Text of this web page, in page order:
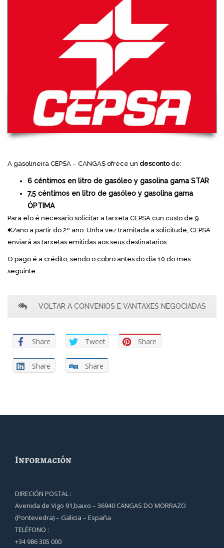
A gasolineira CEPSA – CANGAS ofrece un descontode:
6 céntimos en litro de gasóleo y gasolina gama STAR
7,5 céntimos en litro de gasóleo y gasolina gama
ÓPTIMA
Para elo é necesario solicitar a tarxeta CEPSA cun custo de 9
€/ano a partir do 2º ano. Unha vez tramitada a solicitude, CEPSA
enviará as tarxetas emitidas aos seus destinatarios.
O pago é a crédito, sendo o cobro antes do día 10 do mes
seguinte.
VOLTAR A CONVENIOS E VANTAXES NEGOCIADAS
Share Tweet Share
Share Share
Información
DIRECIÓN POSTAL :
Avenida de Vigo 91,baixo – 36940 CANGAS DO MORRAZO
(Pontevedra) – Galicia – España
TELÉFONO :
+34 986 305 000